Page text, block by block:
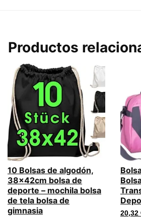
Productos
10 Bolsas de algodón,
38x42cm bolsa de
deporte – mochila bolsa
de tela bolsa de
gimnasia
20,32